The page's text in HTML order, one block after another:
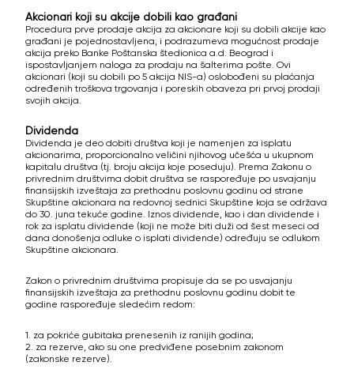
Akcionari koji su akcije dobili kao građani
Procedura prve prodaje akcija za akcionare koji su dobili akcije kao
građani je pojednostavljena, i podrazumeva mogućnost prodaje
akcija preko Banke Poštanska štedionica a.d. Beograd i
ispostavljanjem naloga za prodaju na šalterima pošte. Ovi
akcionari (koji su dobili po 5 akcija NIS-a) oslobođeni su plaćanja
određenih troškova trgovanja i poreskih obaveza pri prvoj prodaji
svojih akcija.
Dividenda
Dividenda je deo dobiti društva koji je namenjen za isplatu
akcionarima, proporcionalno veličini njihovog učešća u ukupnom
kapitalu društva (tj. broju akcija koje poseduju). Prema Zakonu o
privrednim društvima dobit društva se raspoređuje po usvajanju
finansijskih izveštaja za prethodnu poslovnu godinu od strane
Skupštine akcionara na redovnoj sednici Skupštine koja se održava
do 30. juna tekuće godine. Iznos dividende, kao i dan dividende i
rok za isplatu dividende (koji ne može biti duži od šest meseci od
dana donošenja odluke o isplati dividende) određuju se odlukom
Skupštine akcionara.
Zakon o privrednim društvima propisuje da se po usvajanju
finansijskih izveštaja za prethodnu poslovnu godinu dobit te
godine raspoređuje sledećim redom:
1. za pokriće gubitaka prenesenih iz ranijih godina;
2. za rezerve, ako su one predviđene posebnim zakonom
(zakonske rezerve).